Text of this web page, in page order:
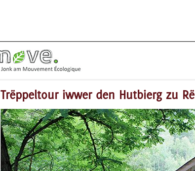
Trëppeltour iwwer den Hutbierg zu